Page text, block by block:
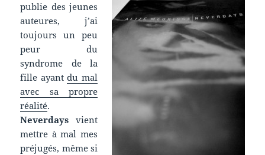
publie des jeunes
auteures, j’ai
toujours un peu
peur du
syndrome de la
fille ayantdu mal
avec sa propre
réalité.
Neverdays vient
mettre à mal mes
préjugés, même si